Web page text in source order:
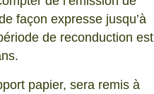
façon expresse jusqu’à
de reconduction est
papier, sera remis à